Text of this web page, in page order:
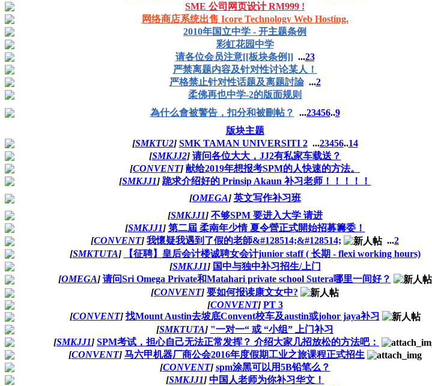
SME 公司网页设计 RM999 !
网络商店系统出售 Icore Technology Web Hosting.
2010年国立中学 - 开主题条例
彩虹花园中学
请各位会员注意[[板块条例]] ...23
严禁离题内容及针对性讨论某人！
严格禁止针对性话题及离题討論 ...2
柔佛再也中学-2的版面规则
為什么會被警告，扣分和被刪帖？
...23456..9
版块主题
[SMKTU2] SMK TAMAN UNIVERSITI 2 ...23456..14
[SMKJJ2] 请问各位大大，JJ2有私家车载送？
[CONVENT] 献给2019年想报考SPM的人快速的方法。
[SMKJJ1] 跪求介绍好的 Prinsip Akaun 补习老师！！！！！
[OMEGA] 英文写作补习班
[SMKJJ1] 不够SPM 要进入大学 请进
[SMKJJ1] 第二屆 柔南年少情 夏令營正式開始招募籌委！
[CONVENT] 我懷疑我遇到了假的老師&#128514;&#128514; ...2
[SMKTUTA] 【征聘】皇后会计楼诚聘女会计junior staff ( 长期 - flexi working hours)
[SMKJJ1] 国中与独中补习招生/上门
[OMEGA] 请问Sri Omega Private和Matahari private school Sutera哪里一间好？
[CONVENT] 要如何报读康文女中?
[CONVENT] PT 3
[CONVENT] 找Mount Austin去坡底Convent校车及austin或johor jaya补习
[SMKTUTA] "一对一“ 或 “小组” 上门补习
[SMKJJ1] SPM考试，担心自己无法正常发挥？ 介绍大家几招放松的方法吧：
[CONVENT] 马六甲机器厂商公会2016年度假期工业之旅课程正式招生
[CONVENT] spm涂黑可以用5B铅笔么？
[SMKJJ1] 中国人老师为你补习华文！